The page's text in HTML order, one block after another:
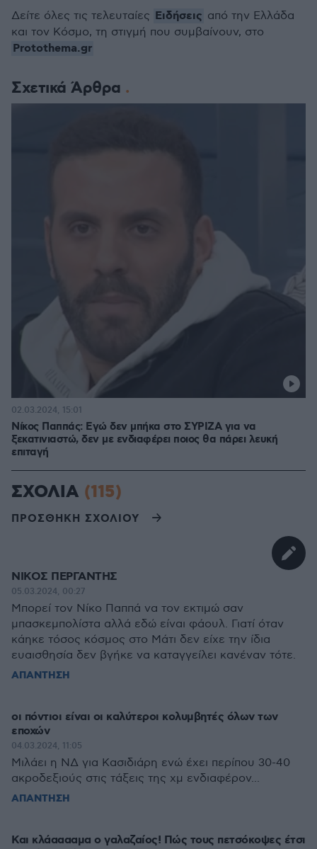
Σχετικά Άρθρα
Νίκος Παππάς: Εγώ δεν μπήκα στο ΣΥΡΙΖΑ για να
ξεκατινιαστώ, δεν με ενδιαφέρει ποιος θα πάρει λευκή
επιταγή
02.03.2024, 15:01
Δείτε όλες τις τελευταίες Ειδήσεις από την Ελλάδα
και τον Κόσμο, τη στιγμή που συμβαίνουν, στο
Protothema.gr
ΣΧΟΛΙΑ (115)
ΠΡΟΣΘΗΚΗ ΣΧΟΛΙΟΥ
ΝΙΚΟΣ ΠΕΡΓΑΝΤΗΣ
05.03.2024, 00:27
Μπορεί τον Νίκο Παππά να τον εκτιμώ σαν
μπασκεμπολίστα αλλά εδώ είναι φάουλ. Γιατί όταν
κάηκε τόσος κόσμος στο Μάτι δεν είχε την ίδια
ευαισθησία δεν βγήκε να καταγγείλει κανέναν τότε.
ΑΠΑΝΤΗΣΗ
οι πόντιοι είναι οι καλύτεροι κολυμβητές όλων των
εποχών
04.03.2024, 11:05
Μιλάει η ΝΔ για Κασιδιάρη ενώ έχει περίπου 30-40
ακροδεξιούς στις τάξεις της χμ ενδιαφέρον...
ΑΠΑΝΤΗΣΗ
Και κλάααααμα ο γαλαζαίος! Πώς τους πετσόκοψες έτσι